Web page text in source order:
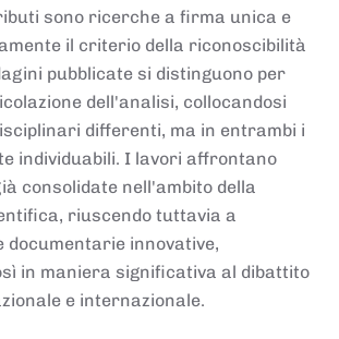
sono ricerche a firma unica e
il criterio della riconoscibilità
pubblicate si distinguono per
dell'analisi, collocandosi
differenti, ma in entrambi i
individuabili. I lavori affrontano
consolidate nell'ambito della
riuscendo tuttavia a
documentarie innovative,
in maniera significativa al dibattito
e internazionale.